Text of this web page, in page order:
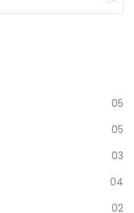
05
05
03
04
02